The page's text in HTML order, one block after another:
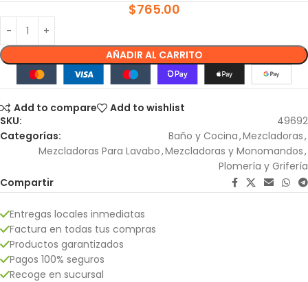
$765.00
AÑADIR AL CARRITO
Add to compare
Add to wishlist
SKU:
49692
Categorías:
Baño y Cocina,Mezcladoras,
Mezcladoras Para Lavabo,Mezcladoras y Monomandos,
Plomería y Grifería
Compartir
Entregas locales inmediatas
Factura en todas tus compras
Productos garantizados
Pagos 100% seguros
Recoge en sucursal